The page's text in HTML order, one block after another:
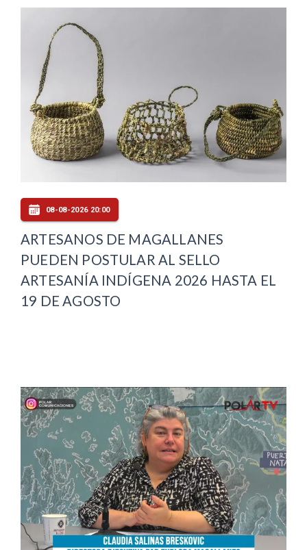
08-08-2026 20:00
ARTESANOS DE MAGALLANES
PUEDEN POSTULAR AL SELLO
ARTESANÍA INDÍGENA 2026 HASTA EL
19 DE AGOSTO